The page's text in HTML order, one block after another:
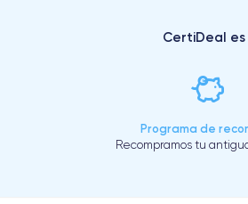
CertiDeal
Programa de
Recompramos tu